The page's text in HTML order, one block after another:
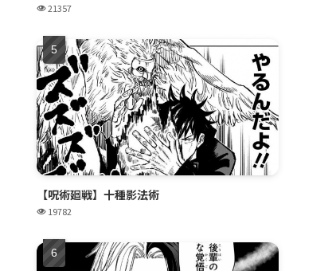
21357
【呪術廻戦】十種影法術
19782